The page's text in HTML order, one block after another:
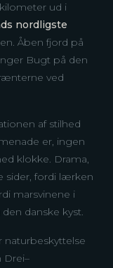
ud i
nordligste
Åben fjord på
Bugt på den
ved
af stilhed
er, ingen
klokke. Drama,
sider, fordi lærken
marsvinene i
danske kyst.
naturbeskyttelse